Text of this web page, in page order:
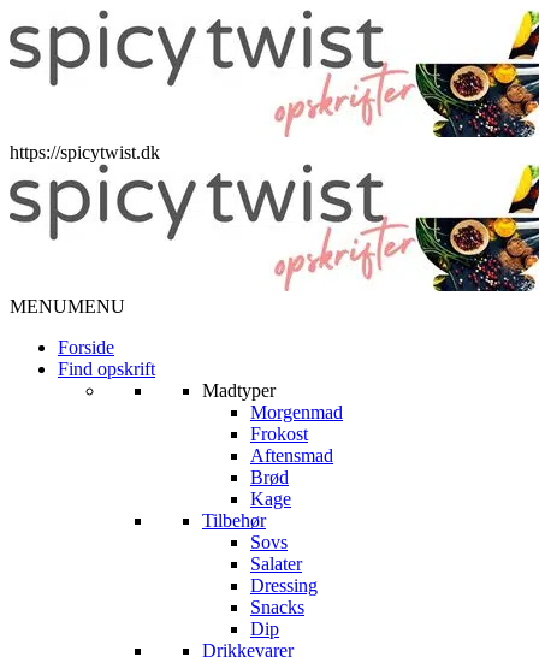
https://spicytwist.dk
MENUMENU
Forside
Find opskrift
Madtyper
Morgenmad
Frokost
Aftensmad
Brød
Kage
Tilbehør
Sovs
Salater
Dressing
Snacks
Dip
Drikkevarer